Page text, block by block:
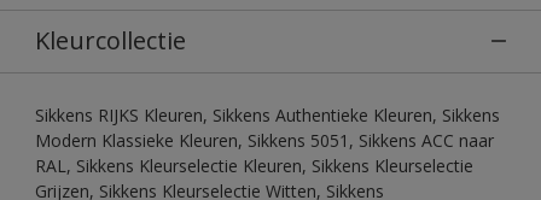
Kleurcollectie
Sikkens RIJKS Kleuren, Sikkens Authentieke Kleuren, Sikkens
Modern Klassieke Kleuren, Sikkens 5051, Sikkens ACC naar
RAL, Sikkens Kleurselectie Kleuren, Sikkens Kleurselectie
Grijzen, Sikkens Kleurselectie Witten, Sikkens